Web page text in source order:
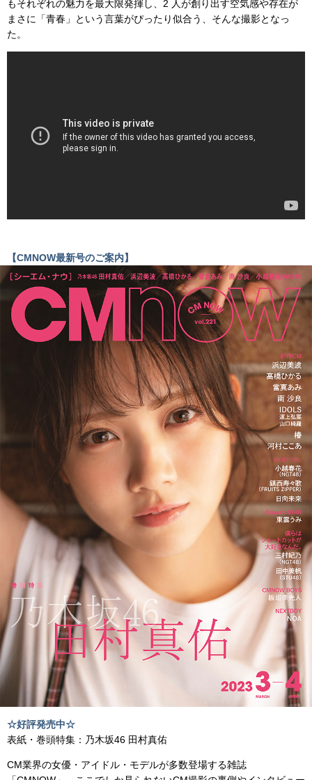
もそれぞれの魅力を最大限発揮し、2 人が創り出す空気感や存在が
まさに「青春」という言葉がぴったり似合う、そんな撮影となっ
た。
【CMNOW最新号のご案内】
☆好評発売中☆
表紙・巻頭特集：乃木坂46 田村真佑
CM業界の女優・アイドル・モデルが多数登場する雑誌